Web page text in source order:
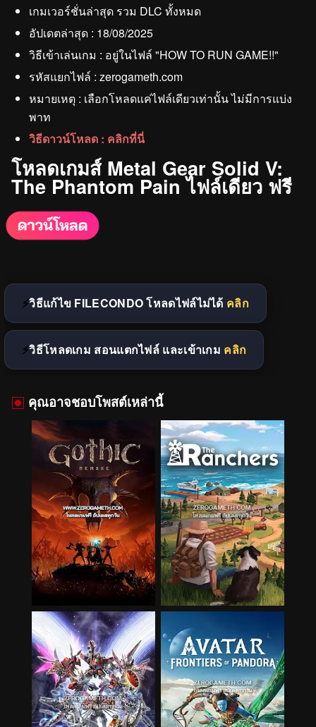
เกมเวอร์ชั่นล่าสุด รวม DLC ทั้งหมด
อัปเดตล่าสุด : 18/08/2025
วิธีเข้าเล่นเกม : อยู่ในไฟล์ "HOW TO RUN GAME!!"
รหัสแยกไฟล์ : zerogameth.com
หมายเหตุ : เลือกโหลดแค่ไฟล์เดียวเท่านั้น ไม่มีการแบ่ง
พาท
วิธีดาวน์โหลด : คลิกที่นี่
โหลดเกมส์ Metal Gear Solid V:
The Phantom Pain ไฟล์เดียว ฟรี
วิธีแก้ไข FILECONDO โหลดไฟล์ไม่ได้ คลิก
วิธีโหลดเกม สอนแตกไฟล์ และเข้าเกม คลิก
คุณอาจชอบโพสต์เหล่านี้